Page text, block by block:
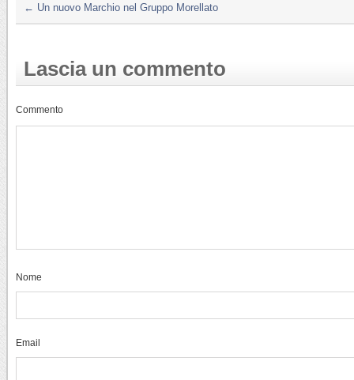
← Un nuovo Marchio nel Gruppo Morellato
Lascia un commento
Commento
Nome
Email